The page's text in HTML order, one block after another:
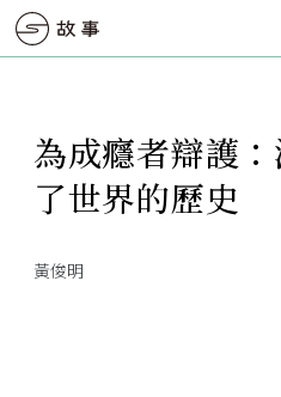
為成癮者辯護
了世界的歷史
黃俊明